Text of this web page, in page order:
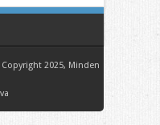
2025, Minden